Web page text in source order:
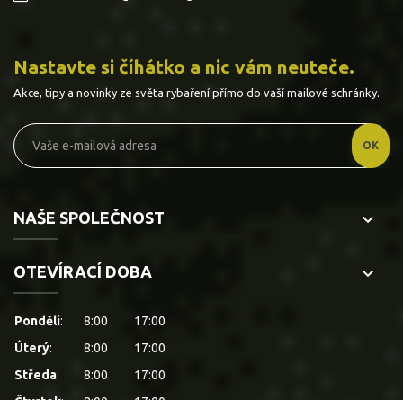
Nastavte si číhátko a nic vám neuteče.
Akce, tipy a novinky ze světa rybaření přímo do vaší mailové schránky.
NAŠE SPOLEČNOST keyboard_arrow_down
OTEVÍRACÍ DOBA keyboard_arrow_down
Pondělí: 8:00
17:00
Úterý: 8:00
17:00
Středa: 8:00
17:00